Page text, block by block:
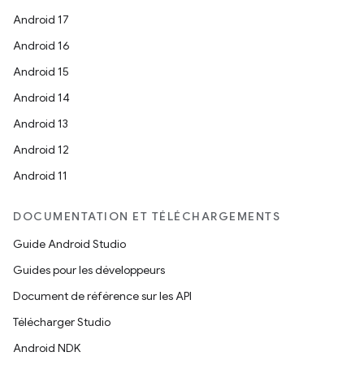
Android 17
Android 16
Android 15
Android 14
Android 13
Android 12
Android 11
DOCUMENTATION ET TÉLÉCHARGEMENTS
Guide Android Studio
Guides pour les développeurs
Document de référence sur les API
Télécharger Studio
Android NDK